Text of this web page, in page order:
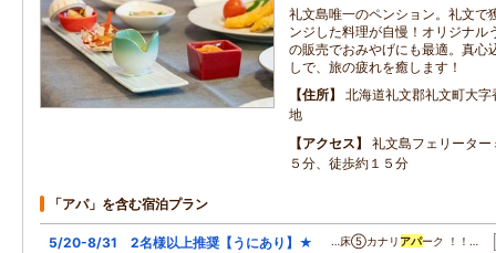
礼文島唯一のペンション。礼文で
ンジした料理が自慢！オリジナル
の販売でおみやげにも最適。真心
しで、旅の疲れを癒します！
住所
北海道礼文郡礼文町大
地
アクセス
礼文島フェリータ
５分、徒歩約１５分
「アパ」を含む宿泊プラン
5/20-8/31 2名様以上推奨【うにあり】★
…床⑤カナリ アパーク ！！…